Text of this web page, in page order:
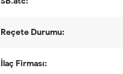
Reçete Durumu:
İlaç Firması: